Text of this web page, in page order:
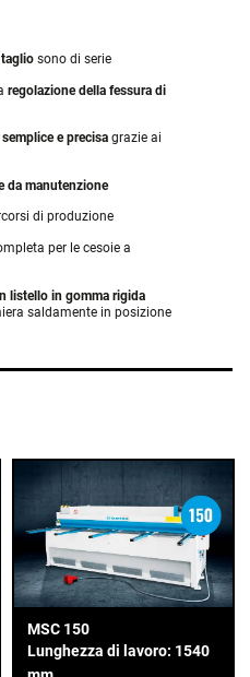
taglio sono di serie
regolazione della fessura di
e precisa grazie ai
da manutenzione
di produzione
per le cesoie a
listello in gomma rigida
saldamente in posizione
MSC 150
Lunghezza di lavoro: 1540